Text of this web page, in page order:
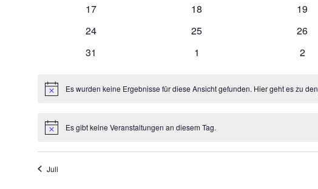
0
17
0
18
0
19
0
24
0
25
0
26
0
31
0
1
0
2
HinweisEs wurden keine Ergebnisse für diese Ansicht gefunden. Hier geht es zu den
HinweisEs gibt keine Veranstaltungen an diesem Tag.
Juli